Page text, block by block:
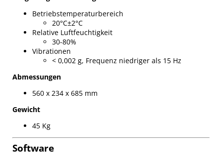
Betriebstemperaturbereich
20°C±2°C
Relative Luftfeuchtigkeit
30-80%
Vibrationen
< 0,002 g, Frequenz niedriger als 15 Hz
Abmessungen
560 x 234 x 685 mm
Gewicht
45 Kg
Software